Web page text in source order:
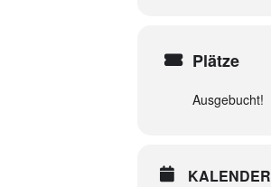
Plätze
Ausgebucht!
KALENDER